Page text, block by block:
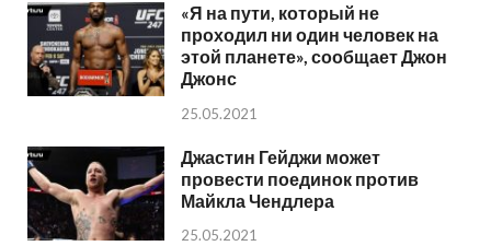
«Я на пути, который не
проходил ни один человек на
этой планете», сообщает Джон
Джонс
25.05.2021
Джастин Гейджи может
провести поединок против
Майкла Чендлера
25.05.2021